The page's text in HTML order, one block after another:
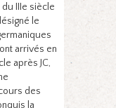
IIIe siècle
le
arrivés en
après JC,
des
la